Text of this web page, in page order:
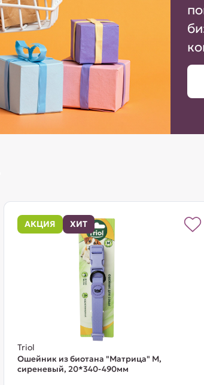
АКЦИЯ ХИТ
Triol
Ошейник из биотана "Матрица" M,
сиреневый, 20*340-490мм